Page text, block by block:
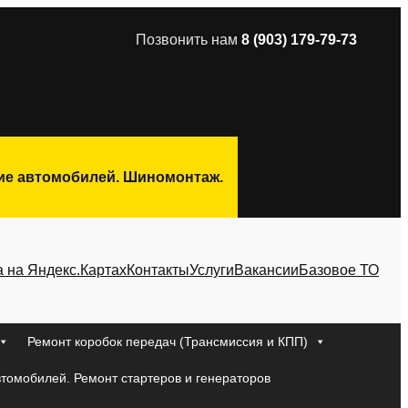
Позвонить нам 8 (903) 179-79-73
автомобилей. Шиномонтаж.
на Яндекс.КартахКонтактыУслугиВакансииБазовое ТО
Ремонт коробок передач (Трансмиссия и КПП)
Ремонт стартеров и генераторов